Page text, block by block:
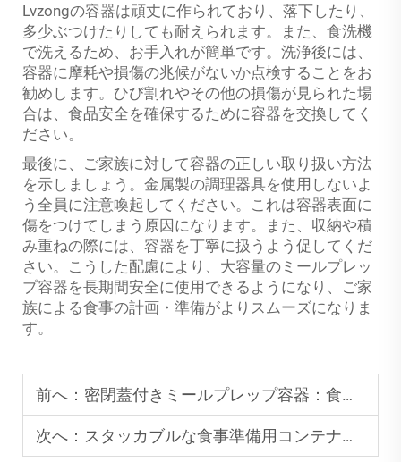
Lvzongの容器は頑丈に作られており、落下したり、
多少ぶつけたりしても耐えられます。また、食洗機
で洗えるため、お手入れが簡単です。洗浄後には、
容器に摩耗や損傷の兆候がないか点検することをお
勧めします。ひび割れやその他の損傷が見られた場
合は、食品安全を確保するために容器を交換してく
ださい。
最後に、ご家族に対して容器の正しい取り扱い方法
を示しましょう。金属製の調理器具を使用しないよ
う全員に注意喚起してください。これは容器表面に
傷をつけてしまう原因になります。また、収納や積
み重ねの際には、容器を丁寧に扱うよう促してくだ
さい。こうした配慮により、大容量のミールプレッ
プ容器を長期間安全に使用できるようになり、ご家
族による食事の計画・準備がよりスムーズになりま
す。
前へ： 密閉蓋付きミールプレップ容器：食品の新鮮さを簡単に長持ちさせます
次へ： スタッカブルな食事準備用コンテナ：冷蔵庫内のスペースを節約